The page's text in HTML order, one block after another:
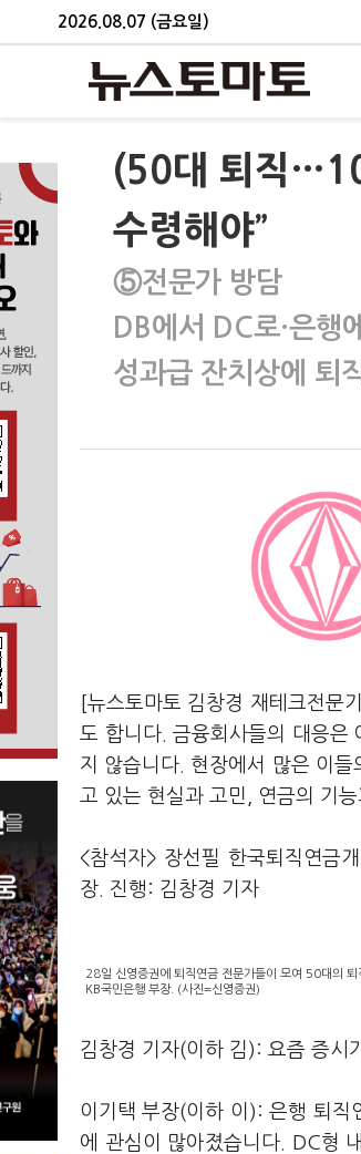
2026.08.07 (금요일)
(50대 퇴직…10
수령해야”
⑤전문가 방담
DB에서 DC로·은
성과급 잔치상에 퇴
[뉴스토마토 김창경 재테크전문
도 합니다. 금융회사들의 대응은
지 않습니다. 현장에서 많은 이
고 있는 현실과 고민, 연금의 기
<참석자> 장선필 한국퇴직연금
장. 진행: 김창경 기자
28일 신영증권에 퇴직연금 전문가들이 모여 50대의
KB국민은행 부장. (사진=신영증권)
김창경 기자(이하 김): 요즘 증시
이기택 부장(이하 이): 은행 퇴직
에 관심이 많아졌습니다. DC형